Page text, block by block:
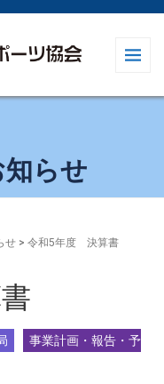
らせ
せ > 令和5年度 決算書
事業計画・報告・予